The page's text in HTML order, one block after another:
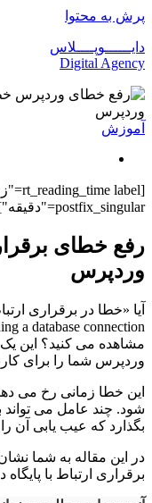
پرش به محتوا
دایــــــوپــــلاس
Digital Agency
آموزش
postfix_singular="دقیقه"]
رفع خطای
وردپرس
مشاهده می کنید؟ این
وردپرس شما را برای
این خطا زمانی رخ می
شود. چند عامل می تواند
بگذارد که عیب یابی آن
در این مقاله به شما
برقراری ارتباط با